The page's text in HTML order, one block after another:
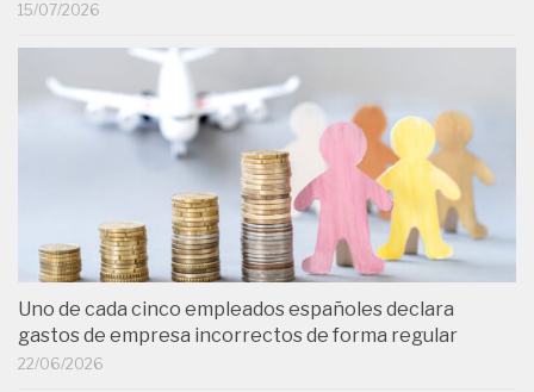
15/07/2026
Uno de cada cinco empleados españoles declara
gastos de empresa incorrectos de forma regular
22/06/2026